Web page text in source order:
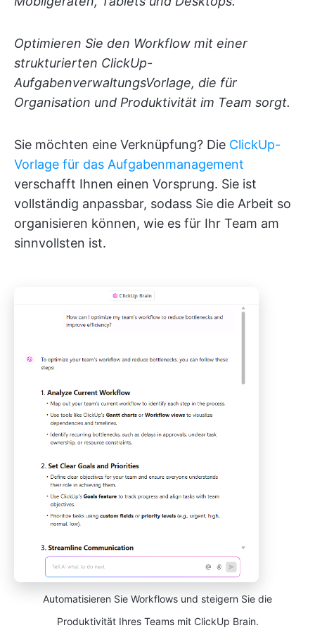
Optimieren Sie den Workflow mit einer
strukturierten ClickUp-
AufgabenverwaltungsVorlage, die für
Organisation und Produktivität im Team sorgt.
Sie möchten eine Verknüpfung? Die ClickUp-
Vorlage für das Aufgabenmanagement
verschafft Ihnen einen Vorsprung. Sie ist
vollständig anpassbar, sodass Sie die Arbeit so
organisieren können, wie es für Ihr Team am
sinnvollsten ist.
Automatisieren Sie Workflows und steigern Sie die
Produktivität Ihres Teams mit ClickUp Brain.